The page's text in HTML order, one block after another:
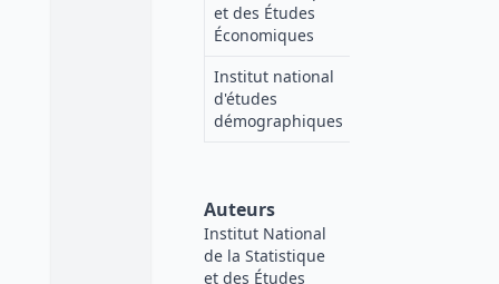
et des Études
Économiques
Institut national
d'études
démographiques
Auteurs
Institut National
de la Statistique
et des Études